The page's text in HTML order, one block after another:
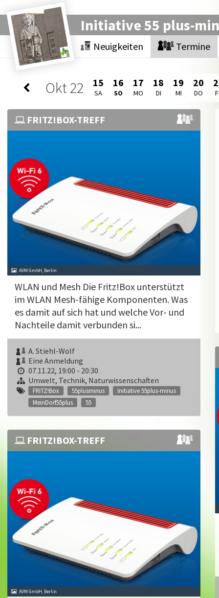
Initiative 55 plus-
Neuigkeiten Termine
Okt22 15
SA
16
SO
17
MO
18
DI
19
MI
20
DO
FRITZ!BOX-TREFF
AVM GmbH, Berlin
WLAN und Mesh Die Fritz!Box unterstützt
im WLAN Mesh-fähige Komponenten. Was
es damit auf sich hat und welche Vor- und
Nachteile damit verbunden si...
A. Stiehl-Wolf
Eine Anmeldung
07.11.22, 19:00 - 20:30
Umwelt, Technik, Naturwissenschaften
FRITZ!Box 55plusminus
Initiative 55plus-minus
MeinDorf55plus
55
FRITZ!BOX-TREFF
AVM GmbH, Berlin